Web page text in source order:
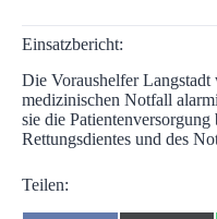
Einsatzbericht:
Die Voraushelfer Langstadt
medizinischen Notfall
sie die
Rettungsdientes und des
Teilen: